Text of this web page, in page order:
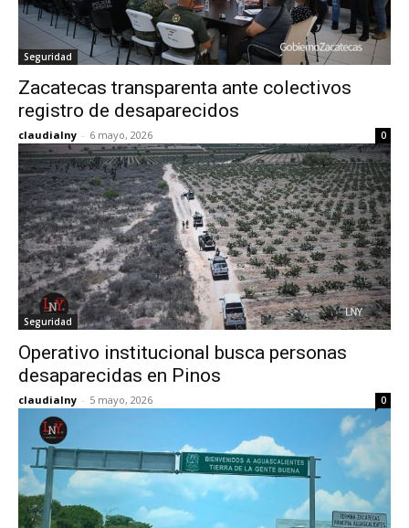
Seguridad
Zacatecas transparenta ante colectivos
registro de desaparecidos
claudialny - 6 mayo, 2026 0
Seguridad
Operativo institucional busca personas
desaparecidas en Pinos
claudialny - 5 mayo, 2026 0